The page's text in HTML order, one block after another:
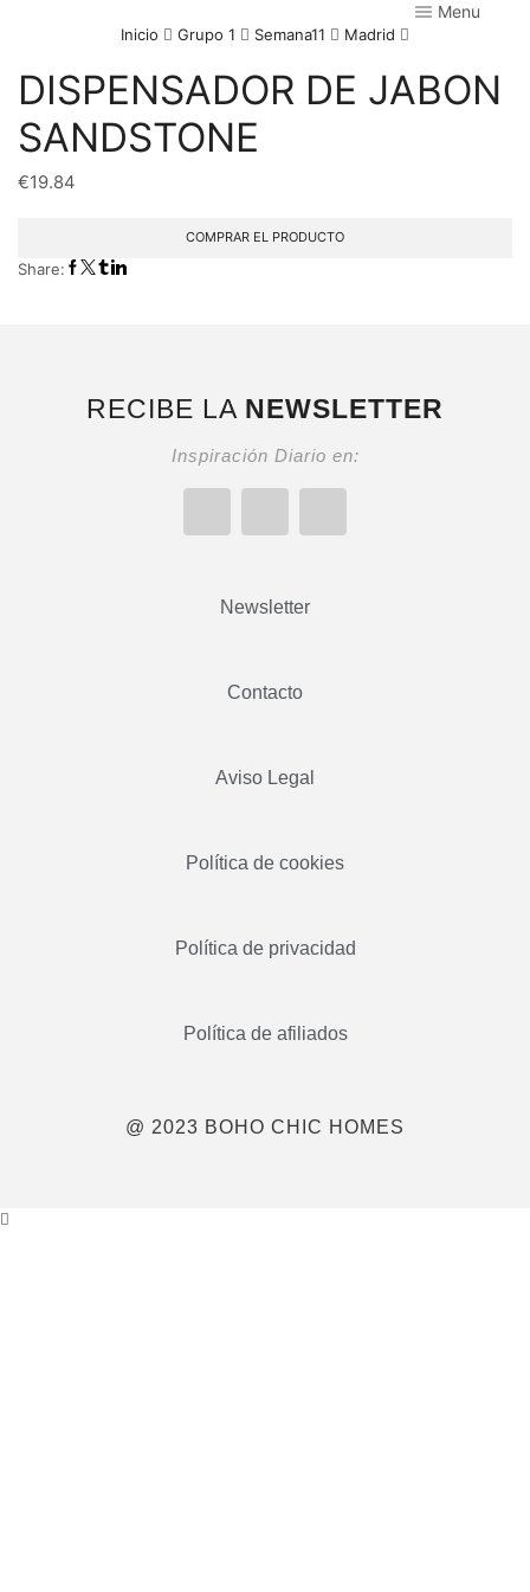
Menu
Inicio Grupo 1 Semana11 Madrid
DISPENSADOR DE JABON
SANDSTONE
€19.84
COMPRAR EL PRODUCTO
Share:
RECIBE LA NEWSLETTER
Inspiración Diario en:
Newsletter
Contacto
Aviso Legal
Política de cookies
Política de privacidad
Política de afiliados
@ 2023 BOHO CHIC HOMES